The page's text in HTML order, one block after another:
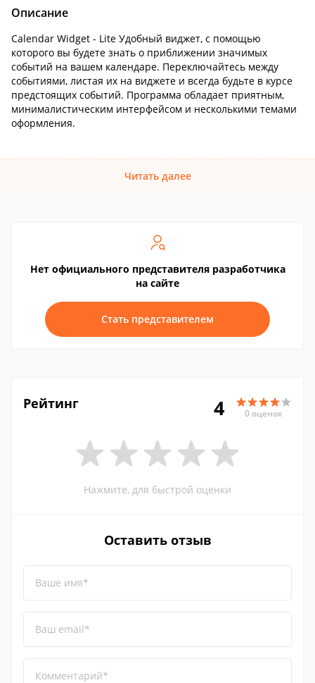
Описание
Calendar Widget - Lite Удобный виджет, с помощью
которого вы будете знать о приближении значимых
событий на вашем календаре. Переключайтесь между
событиями, листая их на виджете и всегда будьте в курсе
предстоящих событий. Программа обладает приятным,
минималистическим интерфейсом и несколькими темами
оформления.
Читать далее
Нет официального представителя разработчика
на сайте
Стать представителем
Рейтинг 4 0 оценок
Нажмите, для быстрой оценки
Оставить отзыв
Ваше имя*
Ваш email*
Комментарий*